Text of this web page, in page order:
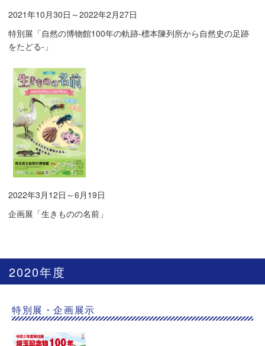
2021年10月30日～2022年2月27日
特別展「自然の博物館100年の軌跡-標本陳列所から自然史の足跡
をたどる-」
2022年3月12日～6月19日
企画展「生きものの名前」
2020年度
特別展・企画展示